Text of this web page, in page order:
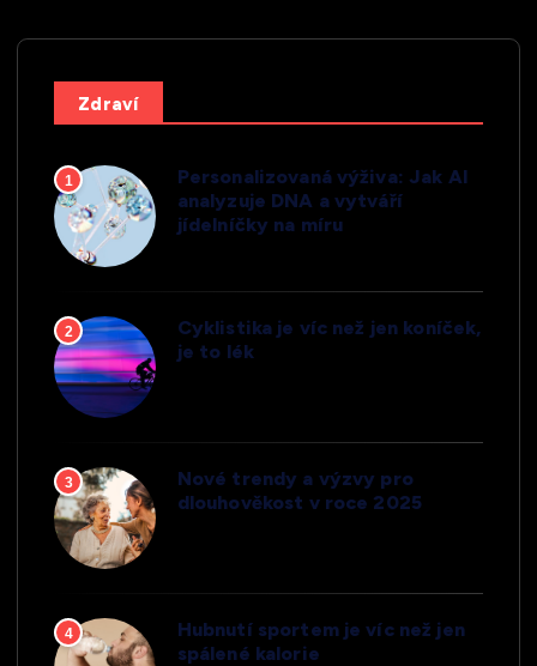
Zdraví
1
Personalizovaná výživa: Jak AI
analyzuje DNA a vytváří
jídelníčky na míru
2
Cyklistika je víc než jen koníček,
je to lék
3
Nové trendy a výzvy pro
dlouhověkost v roce 2025
4
Hubnutí sportem je víc než jen
spálené kalorie